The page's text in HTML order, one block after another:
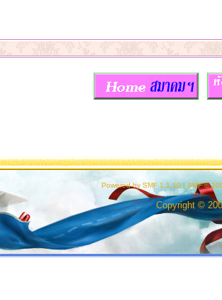
Powered by SMF 1.1.10 | SMF ©
Copyright ©